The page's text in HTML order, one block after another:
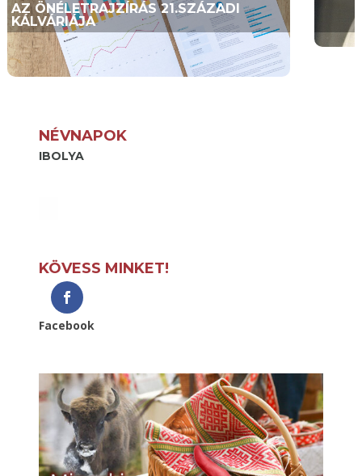
AZ ÖNÉLETRAJZÍRÁS 21.SZÁZADI
KÁLVÁRIÁJA
NÉVNAPOK
IBOLYA
KÖVESS MINKET!
Facebook